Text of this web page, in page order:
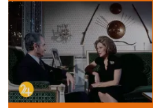
با ایران آورد | تیم مذاکره‌کننده دلسوز و
ایران و عمان ارتباطی ندارد
عبور از تنگه هرمز
مرز ۲۰ همت عبور کرد
روز خبرنگار